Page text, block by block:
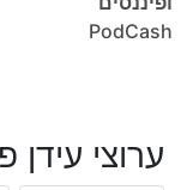
PodCash
ערוצי עידן